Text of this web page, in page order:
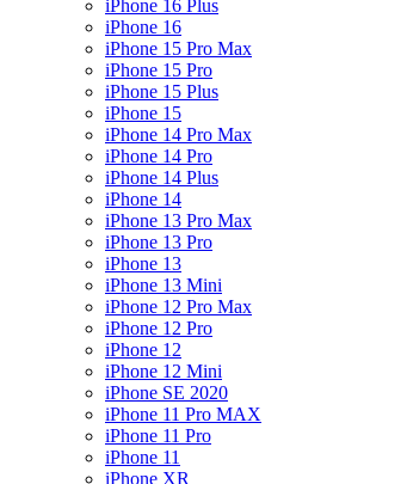
iPhone 16 Plus
iPhone 16
iPhone 15 Pro Max
iPhone 15 Pro
iPhone 15 Plus
iPhone 15
iPhone 14 Pro Max
iPhone 14 Pro
iPhone 14 Plus
iPhone 14
iPhone 13 Pro Max
iPhone 13 Pro
iPhone 13
iPhone 13 Mini
iPhone 12 Pro Max
iPhone 12 Pro
iPhone 12
iPhone 12 Mini
iPhone SE 2020
iPhone 11 Pro MAX
iPhone 11 Pro
iPhone 11
iPhone XR